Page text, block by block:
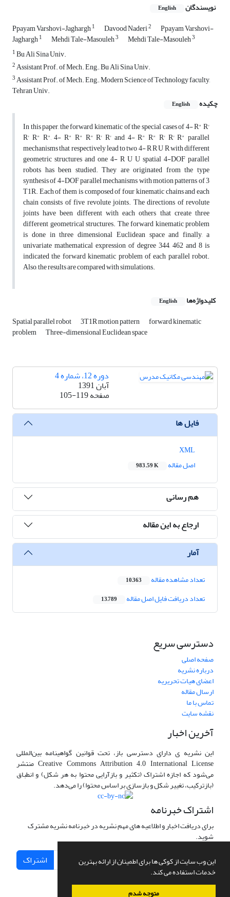
این وب سایت از کوکی ها برای اطمینان از ارائه بهترین
خدمات استفاده می کند.
متوجه شدم
نویسندگان English
Ppayam Varshovi-Jaghargh1 Davood Naderi2 Ppayam Varshovi-
Jaghargh1 Mehdi Tale-Masouleh3 Mehdi Tale-Masouleh3
1Bu Ali Sina Univ.
2Assistant Prof. of Mech. Eng., Bu Ali Sina Univ.
3Assistant Prof. of Mech. Eng., Modern Science of Technology faculty,
Tehran Univ.
چکیده
English
In this paper, the forward kinematic of the special cases of 4- R" R'
R' R" R", 4- R" R" R" R' R' and 4- R" R" R' R' R" parallel
mechanisms that respectively lead to two 4- R R U R with different
geometric structures and one 4- R U U spatial 4-DOF parallel
robots has been studied. They are originated from the type
synthesis of 4-DOF parallel mechanisms with motion patterns of 3
T1R. Each of them is composed of four kinematic chains and each
chain consists of five revolute joints. The directions of revolute
joints have been different with each others that create three
different geometrical structures. The forward kinematic problem
is done in three dimensional Euclidean space and finally, a
univariate mathematical expression of degree 344, 462 and 8 is
indicated the forward kinematic problem of each parallel robot.
Also, the results are compared with simulations.
کلیدواژه‌ها English
Spatial parallel robot 3T1R motion pattern forward kinematic
problem Three-dimensional Euclidean space
دوره 12، شماره 4
آبان 1391
صفحه105-119
فایل ها
اصل مقاله
983.59 K
هم رسانی
ارجاع به این مقاله
آمار
تعداد مشاهده مقاله 10,363
تعداد دریافت فایل اصل مقاله 13,789
دسترسی سریع
صفحه اصلی
درباره نشریه
اعضای هیات تحریریه
ارسال مقاله
تماس با ما
نقشه سایت
آخرین اخبار
این نشریه ی دارای دسترسی باز، تحت قوانین گواهینامه بین‌المللی
Creative Commons Attribution 4.0 International License منتشر
می‌شود که اجازه اشتراک (تکثیر و بازآرایی محتوا به هر شکل) و انطباق
(بازترکیب، تغییر شکل و بازسازی بر اساس محتوا) را می‌دهد.
اشتراک خبرنامه
برای دریافت اخبار و اطلاعیه های مهم نشریه در خبرنامه نشریه مشترک
شوید.
اشتراک